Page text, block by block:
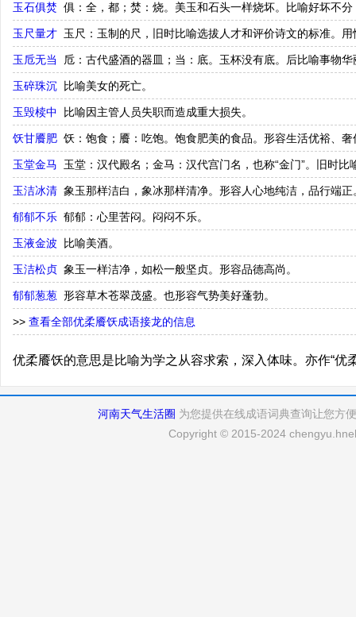
玉石俱焚 俱：全，都；焚：烧。美玉和石头一样烧坏。比喻好坏不
玉尺量才 玉尺：玉制的尺，旧时比喻选拔人才和评价诗文的标准。
玉卮无当 卮：古代盛酒的器皿；当：底。玉杯没有底。后比喻事物
玉碎珠沉 比喻美女的死亡。
玉毁椟中 比喻因主管人员失职而造成重大损失。
饫甘餍肥 饫：饱食；餍：吃饱。饱食肥美的食品。形容生活优裕、奢
玉堂金马 玉堂：汉代殿名；金马：汉代宫门名，也称“金门”。旧时比
玉洁冰清 象玉那样洁白，象冰那样清净。形容人心地纯洁，品行端正
郁郁不乐 郁郁：心里苦闷。闷闷不乐。
玉液金波 比喻美酒。
玉洁松贞 象玉一样洁净，如松一般坚贞。形容品德高尚。
郁郁葱葱 形容草木苍翠茂盛。也形容气势美好蓬勃。
>> 查看全部优柔餍饫成语接龙的信息
优柔餍饫的意思是比喻为学之从容求索，深入体味。亦作“优
河南天气生活圈 为您提供在线成语词典查询让您方
Copyright © 2015-2024